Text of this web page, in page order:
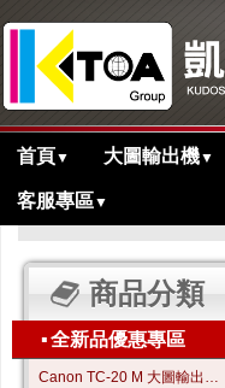
首頁▼ 大圖輸出機▼
客服專區▼
主目錄
商品分類
▪全新品優惠專區
Canon TC-20 M 大圖輸出繪圖機